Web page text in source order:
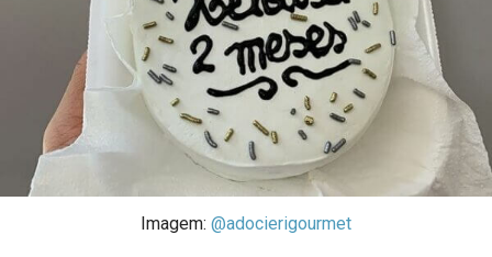
Imagem: @adocierigourmet